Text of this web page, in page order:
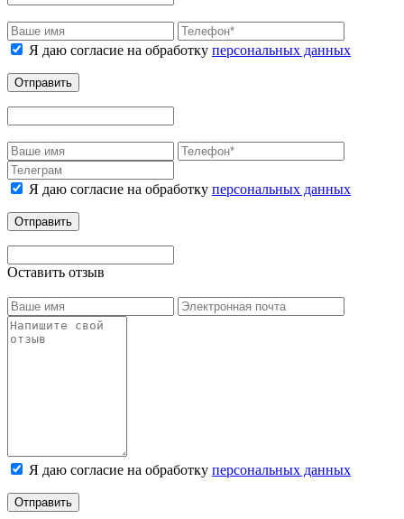
Я даю согласие на обработку персональных данных
Отправить
Я даю согласие на обработку персональных данных
Отправить
Оставить отзыв
Я даю согласие на обработку персональных данных
Отправить